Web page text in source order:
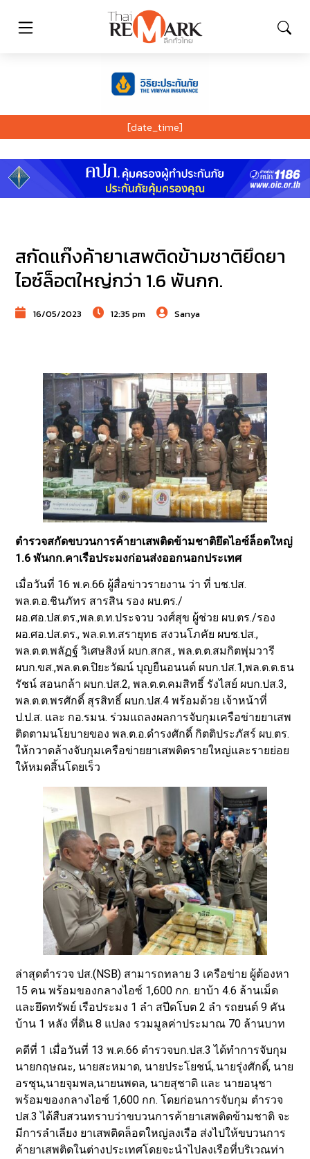
[date_time]
สกัดแก๊งค้ายาเสพติดข้ามชาติยึดยา
ไอซ์ล็อตใหญ่กว่า 1.6 พันกก.
16/05/2023 12:35 pm Sanya
ตำรวจสกัดขบวนการค้ายาเสพติดข้ามชาติยึดไอซ์ล็อตใหญ่
1.6 พันกก.คาเรือประมงก่อนส่งออกนอกประเทศ
เมื่อวันที่ 16 พ.ค.66 ผู้สื่อข่าวรายงาน ว่า ที่ บช.ปส.
พล.ต.อ.ชินภัทร สารสิน รอง ผบ.ตร./
ผอ.ศอ.ปส.ตร.,พล.ต.ท.ประจวบ วงศ์สุข ผู้ช่วย ผบ.ตร./รอง
ผอ.ศอ.ปส.ตร., พล.ต.ท.สรายุทธ สงวนโภคัย ผบช.ปส.,
พล.ต.ต.พลัฏฐ์ วิเศษสิงห์ ผบก.สกส., พล.ต.ต.สมกิตพุ่มวารี
ผบก.ขส.,พล.ต.ต.ปิยะวัฒน์ บุญยืนอนนต์ ผบก.ปส.1,พล.ต.ต.ธน
รัชน์ สอนกล้า ผบก.ปส.2, พล.ต.ต.คมสิทธิ์ รังไสย์ ผบก.ปส.3,
พล.ต.ต.พรศักดิ์ สุรสิทธิ์ ผบก.ปส.4 พร้อมด้วย เจ้าหน้าที่
ป.ป.ส. และ กอ.รมน. ร่วมแถลงผลการจับกุมเครือข่ายยาเสพ
ติดตามนโยบายของ พล.ต.อ.ดำรงศักดิ์ กิตติประภัสร์ ผบ.ตร.
ให้กวาดล้างจับกุมเครือข่ายยาเสพติดรายใหญ่และรายย่อย
ให้หมดสิ้นโดยเร็ว
ล่าสุดตำรวจ ปส.(NSB) สามารถทลาย 3 เครือข่าย ผู้ต้องหา
15 คน พร้อมของกลางไอซ์ 1,600 กก. ยาบ้า 4.6 ล้านเม็ด
และยึดทรัพย์ เรือประมง 1 ลำ สปีดโบต 2 ลำ รถยนต์ 9 คัน
บ้าน 1 หลัง ที่ดิน 8 แปลง รวมมูลค่าประมาณ 70 ล้านบาท
คดีที่ 1 เมื่อวันที่ 13 พ.ค.66 ตำรวจบก.ปส.3 ได้ทำการจับกุม
นายกฤษณะ, นายสะหมาด, นายประโยชน์,.นายรุ่งศักดิ์, นาย
อรชุน,นายจุมพล,นายนพดล, นายสุชาติ และ นายอนุชา
พร้อมของกลางไอซ์ 1,600 กก. โดยก่อนการจับกุม ตำรวจ
ปส.3 ได้สืบสวนทราบว่าขบวนการค้ายาเสพติดข้ามชาติ จะ
มีการลำเลียง ยาเสพติดล็อตใหญ่ลงเรือ ส่งไปให้ขบวนการ
ค้ายาเสพติดในต่างประเทศโดยจะนำไปลงเรือที่บริเวณท่า